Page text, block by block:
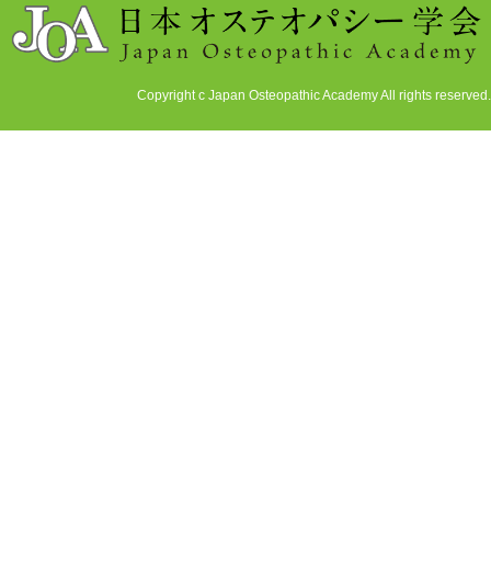
Copyright c Japan Osteopathic Academy All rights reserved.